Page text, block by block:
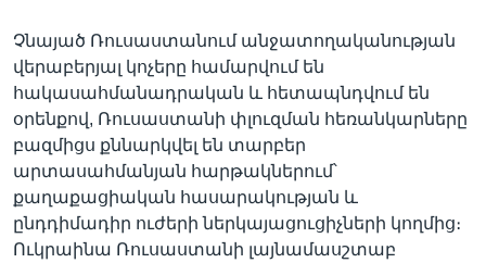
Չնայած Ռուսաստանում անջատողականության
վերաբերյալ կոչերը համարվում են
հակասահմանադրական և հետապնդվում են
օրենքով, Ռուսաստանի փլուզման հեռանկարները
բազմիցս քննարկվել են տարբեր
արտասահմանյան հարթակներում՝
քաղաքացիական հասարակության և
ընդդիմադիր ուժերի ներկայացուցիչների կողմից։
Ուկրաինա Ռուսաստանի լայնամասշտաբ